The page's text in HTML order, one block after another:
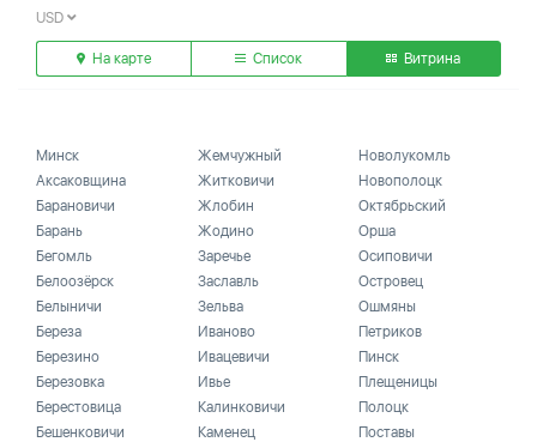
USD
На карте Список Витрина
Минск
Аксаковщина
Барановичи
Барань
Бегомль
Белоозёрск
Белыничи
Береза
Березино
Березовка
Берестовица
Бешенковичи
Жемчужный
Житковичи
Жлобин
Жодино
Заречье
Заславль
Зельва
Иваново
Ивацевичи
Ивье
Калинковичи
Каменец
Новолукомль
Новополоцк
Октябрьский
Орша
Осиповичи
Островец
Ошмяны
Петриков
Пинск
Плещеницы
Полоцк
Поставы